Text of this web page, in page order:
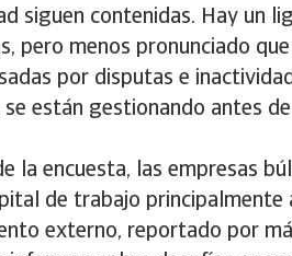
siguen contenidas. Hay un
pero menos pronunciado que
por disputas e
están gestionando antes
la encuesta, las empresas
de trabajo principalmente
externo, reportado por